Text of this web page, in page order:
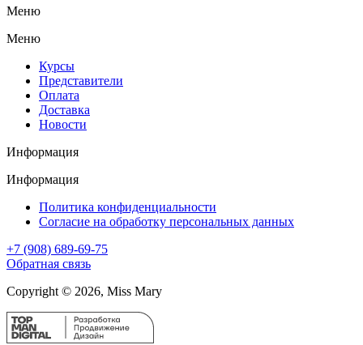
Меню
Меню
Курсы
Представители
Оплата
Доставка
Новости
Информация
Информация
Политика конфиденциальности
Согласие на обработку персональных данных
+7 (908) 689-69-75
Обратная связь
Copyright © 2026, Miss Mary